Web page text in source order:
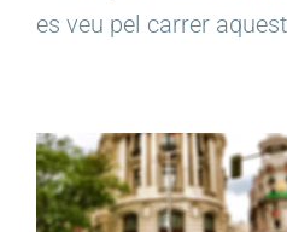
es veu pel carrer